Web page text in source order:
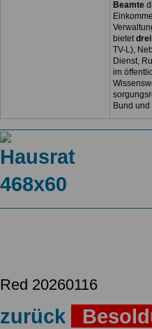
Beamte
bietet
TV-L),
Dienst,
im
Bund
Red 20260116
zurück